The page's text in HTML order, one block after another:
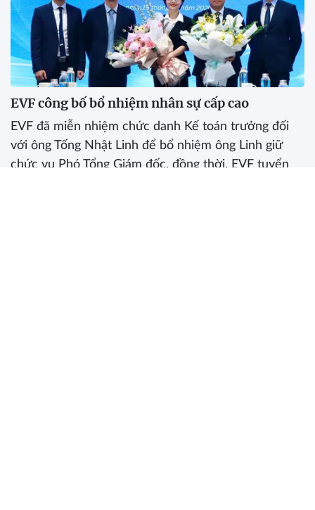
EVF công bố bổ nhiệm nhân sự cấp cao
EVF đã miễn nhiệm chức danh Kế toán trưởng đối
với ông Tống Nhật Linh để bổ nhiệm ông Linh giữ
chức vụ Phó Tổng Giám đốc, đồng thời, EVF tuyển